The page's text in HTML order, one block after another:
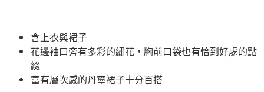
含上衣與裙子
花邊袖口旁有多彩的繡花，胸前口袋也有恰到好處的點
綴
富有層次感的丹寧裙子十分百搭